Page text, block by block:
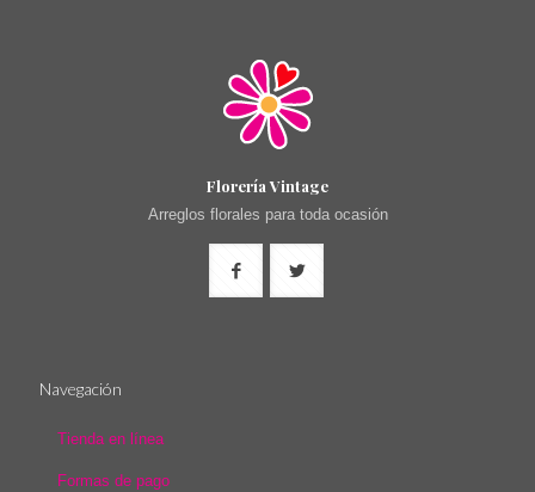
Florería Vintage
Arreglos florales para toda ocasión
Navegación
Tienda en línea
Formas de pago